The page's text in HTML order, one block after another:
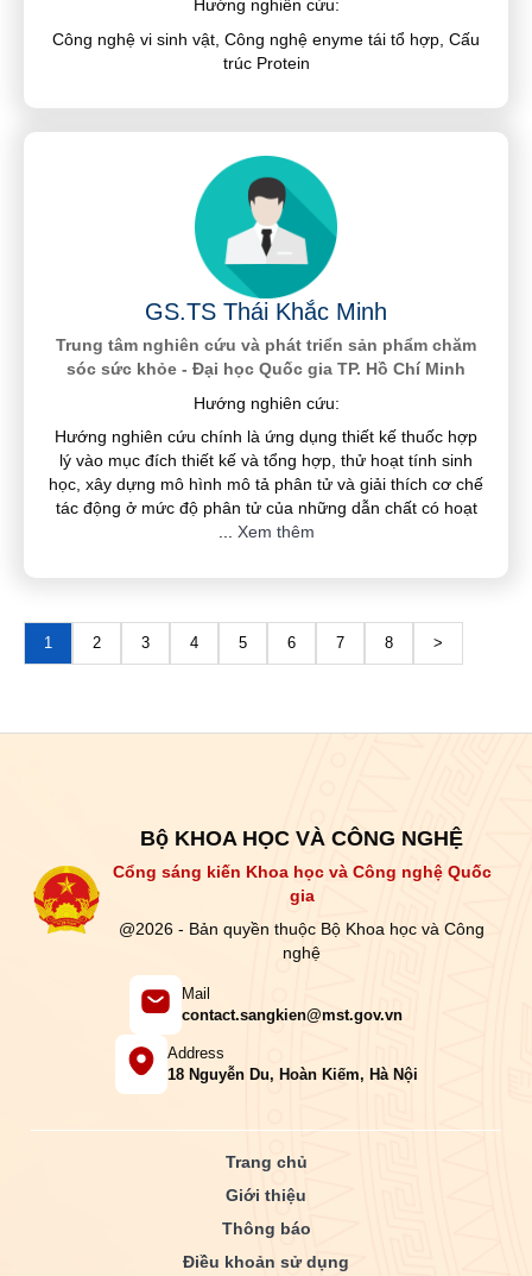
Hướng nghiên cứu:
Công nghệ vi sinh vật, Công nghệ enyme tái tổ hợp, Cấu
trúc Protein
GS.TS Thái Khắc Minh
Trung tâm nghiên cứu và phát triển sản phẩm chăm
sóc sức khỏe - Đại học Quốc gia TP. Hồ Chí Minh
Hướng nghiên cứu:
Hướng nghiên cứu chính là ứng dụng thiết kế thuốc hợp
lý vào mục đích thiết kế và tổng hợp, thử hoạt tính sinh
học, xây dựng mô hình mô tả phân tử và giải thích cơ chế
tác động ở mức độ phân tử của những dẫn chất có hoạt
Xem thêm
1 2 3 4 5 6 7 8 >
Bộ KHOA HỌC VÀ CÔNG NGHỆ
Cổng sáng kiến Khoa học và Công nghệ Quốc
gia
@2026 - Bản quyền thuộc Bộ Khoa học và Công
nghệ
Mail
contact.sangkien@mst.gov.vn
Address
18 Nguyễn Du, Hoàn Kiếm, Hà Nội
Trang chủ
Giới thiệu
Thông báo
Điều khoản sử dụng